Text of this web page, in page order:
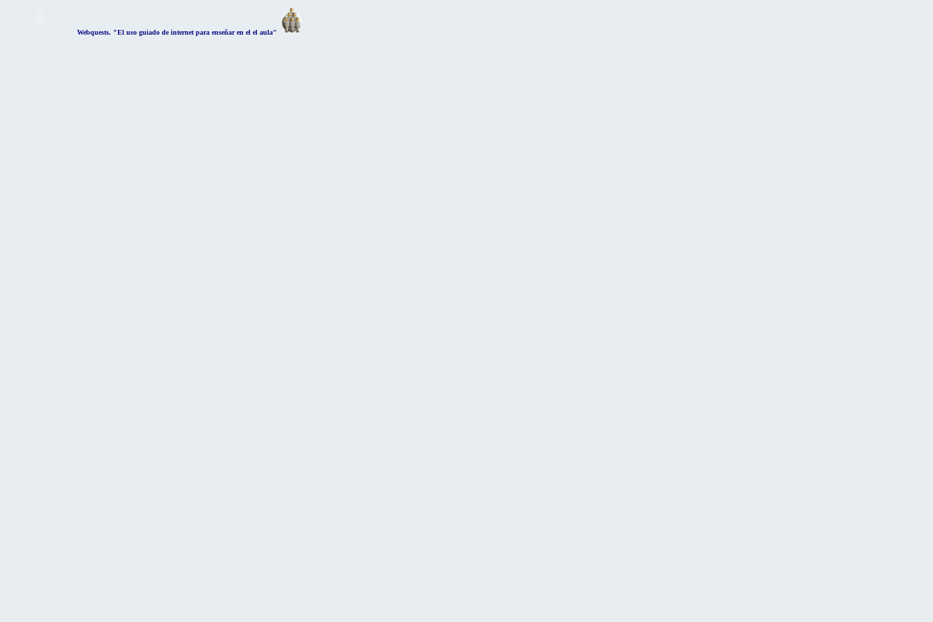
Webquests. "El uso guiado de internet para enseñar en el el aula"